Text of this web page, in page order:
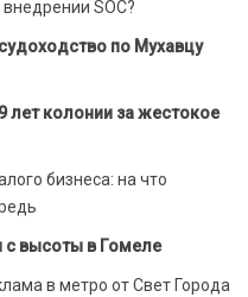
SOC?
по Мухавцу
лет колонии за жестокое
бизнеса: на что
с высоты в Гомеле
в метро от Свет Города